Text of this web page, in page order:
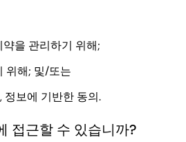
을 관리하기 위해;
위해; 및/또는
정보에 기반한 동의.
접근할 수 있습니까?